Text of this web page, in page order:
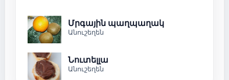
Մրգային պաղպաղակ
Անուշեղեն
Նուտելլա
Անուշեղեն